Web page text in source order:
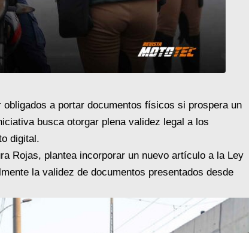
a portar documentos físicos si prospera un
busca otorgar plena validez legal a los
digital.
Rojas, plantea incorporar un nuevo artículo a la Ley
la validez de documentos presentados desde